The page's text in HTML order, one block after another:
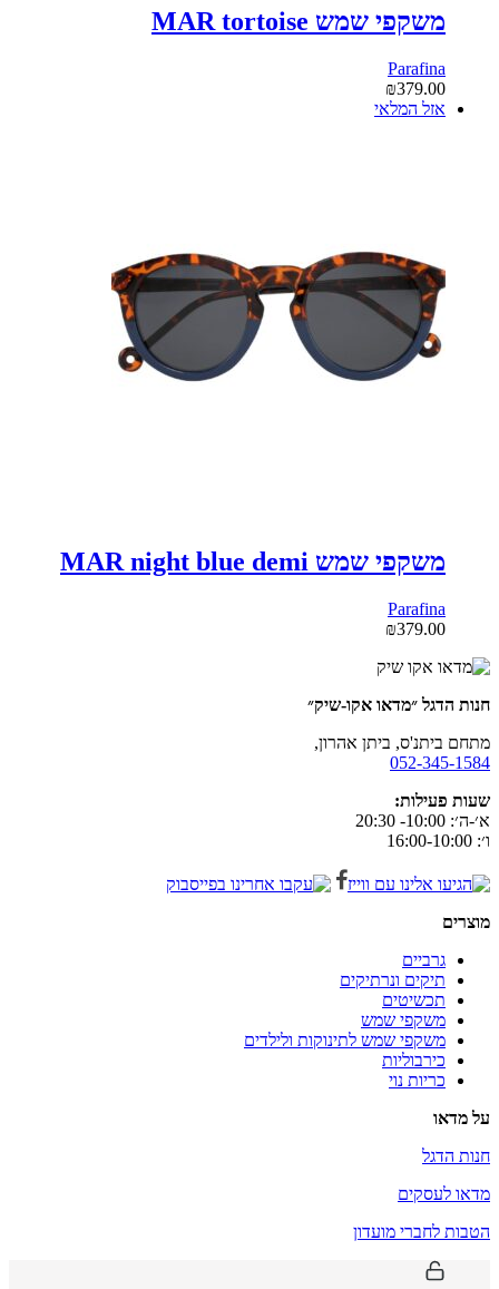
משקפי שמש MAR tortoise
Parafina
₪379.00
אזל המלאי
משקפי שמש MAR night blue demi
Parafina
₪379.00
חנות הדגל ״מדאו אקו-שיק״
מתחם ביתנ'ס, ביתן אהרון,
052-345-1584
שעות פעילות:
א׳-ה׳: 10:00- 20:30
ו׳: 16:00-10:00
מוצרים
גרביים
תיקים ונרתיקים
תכשיטים
משקפי שמש
משקפי שמש לתינוקות ולילדים
כירבוליות
כריות נוי
על מדאו
חנות הדגל
מדאו לעסקים
הטבות לחברי מועדון